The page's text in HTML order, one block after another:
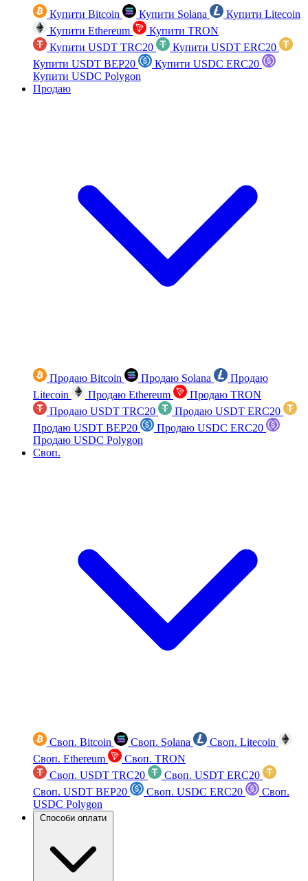
Купити Bitcoin Купити Solana
Купити Litecoin
Купити Ethereum
Купити TRON
Купити USDT TRC20
Купити USDT ERC20
Купити USDT BEP20
Купити USDC ERC20
Купити USDC Polygon
Продаю
Продаю Bitcoin Продаю Solana
Продаю
Litecoin
Продаю Ethereum
Продаю TRON
Продаю USDT TRC20
Продаю USDT ERC20
Продаю USDT BEP20
Продаю USDC ERC20
Продаю USDC Polygon
Своп.
Своп. Bitcoin Своп. Solana
Своп. Litecoin
Своп. Ethereum
Своп. TRON
Своп. USDT TRC20
Своп. USDT ERC20
Своп. USDT BEP20
Своп. USDC ERC20
Своп.
USDC Polygon
Способи оплати